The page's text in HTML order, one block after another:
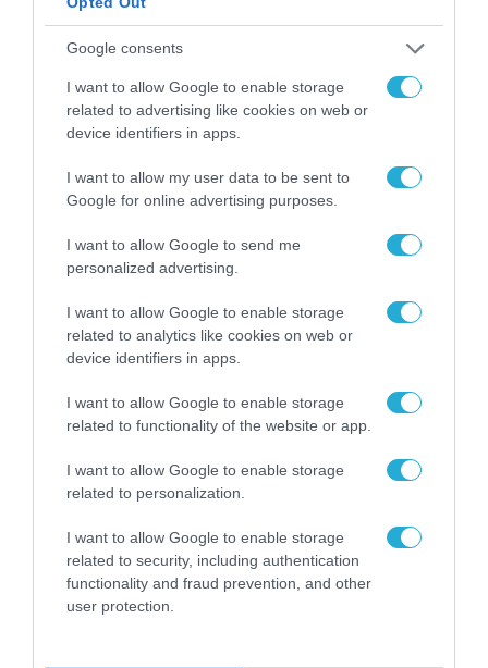
Google consents
I want to allow Google to enable storage
related to advertising like cookies on web or
device identifiers in apps.
I want to allow my user data to be sent to
Google for online advertising purposes.
I want to allow Google to send me
personalized advertising.
I want to allow Google to enable storage
related to analytics like cookies on web or
device identifiers in apps.
I want to allow Google to enable storage
related to functionality of the website or app.
I want to allow Google to enable storage
related to personalization.
I want to allow Google to enable storage
related to security, including authentication
functionality and fraud prevention, and other
user protection.
Επενδυτικό Συνέδριο
διοργανώνουν ΣΕΒ και Innovative
22.11.2021